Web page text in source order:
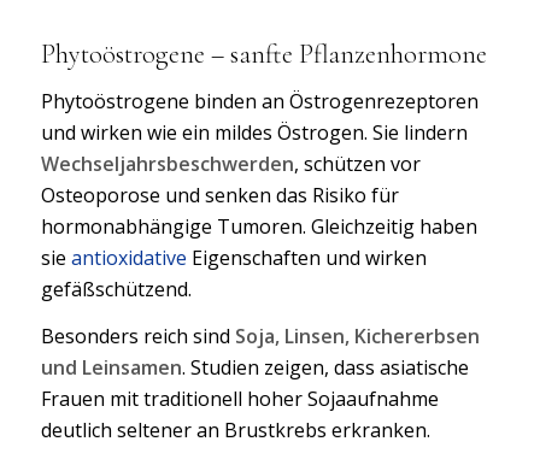
Phytoöstrogene – sanfte Pflanzenhormone
Phytoöstrogene binden an Östrogenrezeptoren
und wirken wie ein mildes Östrogen. Sie lindern
Wechseljahrsbeschwerden, schützen vor
Osteoporose und senken das Risiko für
hormonabhängige Tumoren. Gleichzeitig haben
sie antioxidative Eigenschaften und wirken
gefäßschützend.
Besonders reich sind Soja, Linsen, Kichererbsen
und Leinsamen. Studien zeigen, dass asiatische
Frauen mit traditionell hoher Sojaaufnahme
deutlich seltener an Brustkrebs erkranken.